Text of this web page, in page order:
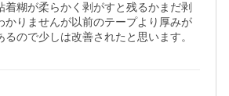
着糊が柔らかく剥がすと残るかまだ剥
かりませんが以前のテープより厚みが
ので少しは改善されたと思います。